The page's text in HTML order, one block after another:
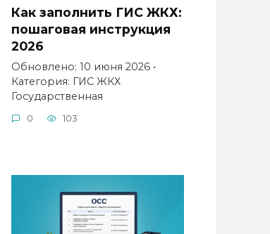
Как заполнить ГИС ЖКХ:
пошаговая инструкция
2026
Обновлено: 10 июня 2026 •
Категория: ГИС ЖКХ
Государственная
0 103